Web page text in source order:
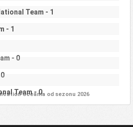
Team - 1
- 1
- 0
Team - 0
Oceania od sezonu 2026